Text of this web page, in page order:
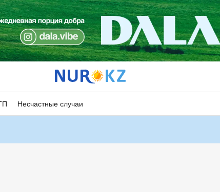
Несчастные случаи